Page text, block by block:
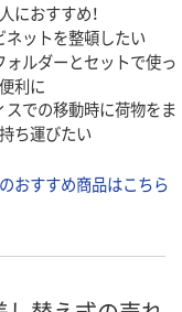
におすすめ！
ネットを整頓したい
ォルダーとセットで使っ
利に
スでの移動時に荷物をま
ち運びたい
おすすめ商品はこちら